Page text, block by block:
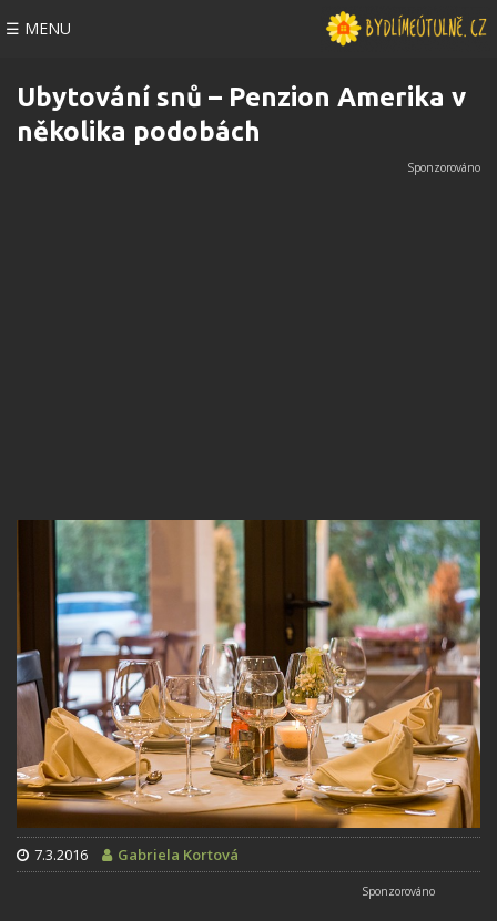
☰ MENU
Ubytování snů – Penzion Amerika v
několika podobách
7.3.2016 Gabriela Kortová